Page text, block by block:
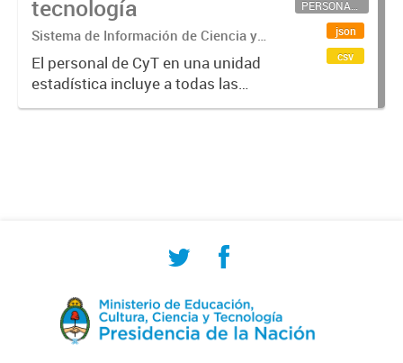
tecnología
Sistema de Información de Ciencia y
Tecnología Argentino (SICYTAR)
El personal de CyT en una unidad
estadística incluye a todas las
personas involucradas
PERSONAL CIENTÍFICO-TECNOLÓGICO
json
csv